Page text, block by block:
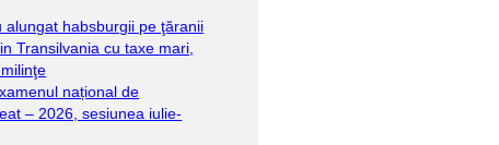
alungat habsburgii pe ţăranii
Transilvania cu taxe mari,
național de
– 2026, sesiunea iulie-